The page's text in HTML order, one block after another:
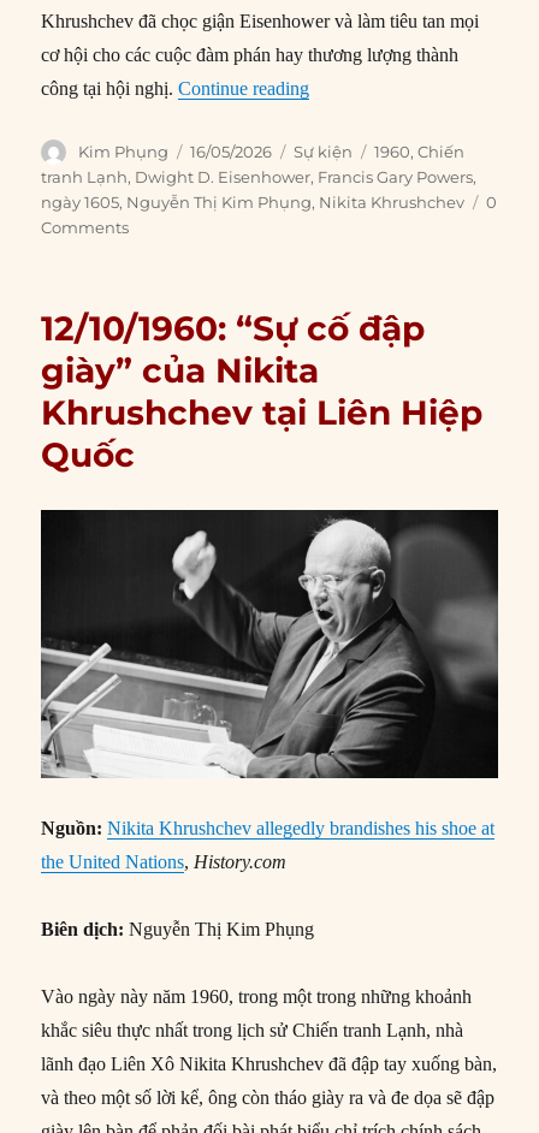
Khrushchev đã chọc giận Eisenhower và làm tiêu tan mọi
cơ hội cho các cuộc đàm phán hay thương lượng thành
công tại hội nghị.Continue reading“16/05/1960: Thượng đỉnh
Author
Kim Phụng
Posted
on
16/05/2026 Categories
Sự kiện Tags
1960,Chiến
tranh Lạnh, Dwight D. Eisenhower, Francis Gary Powers,
ngày 1605, Nguyễn Thị Kim Phụng, Nikita Khrushchev
0
Comments
12/10/1960: “Sự cố đập
giày” của Nikita
Khrushchev tại Liên Hiệp
Quốc
Nguồn: Nikita Khrushchev allegedly brandishes his shoe at
the United Nations, History.com
Biên dịch:Nguyễn Thị Kim Phụng
Vào ngày này năm 1960, trong một trong những khoảnh
khắc siêu thực nhất trong lịch sử Chiến tranh Lạnh, nhà
lãnh đạo Liên Xô Nikita Khrushchev đã đập tay xuống bàn,
và theo một số lời kể, ông còn tháo giày ra và đe dọa sẽ đập